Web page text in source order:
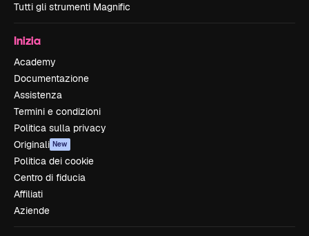
Tutti gli strumenti Magnific
Inizia
Academy
Documentazione
Assistenza
Termini e condizioni
Politica sulla privacy
Originali New
Politica dei cookie
Centro di fiducia
Affiliati
Aziende